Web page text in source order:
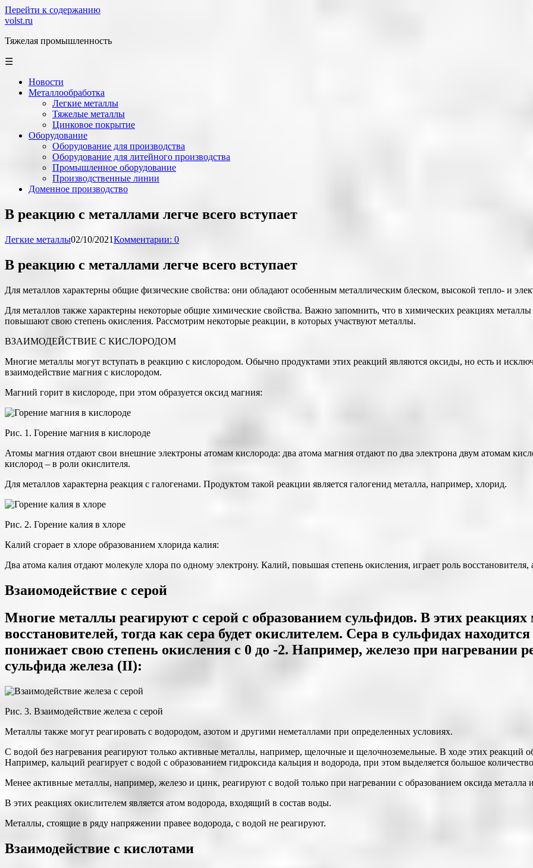
Перейти к содержанию
volst.ru
Тяжелая промышленность
☰
Новости
Металлообработка
Легкие металлы
Тяжелые металлы
Цинковое покрытие
Оборудование
Оборудование для производства
Оборудование для литейного производства
Промышленное оборудование
Производственные линии
Доменное производство
В реакцию с металлами легче всего вступает
Легкие металлы02/10/2021Комментарии: 0
В реакцию с металлами легче всего вступает
Для металлов характерны общие физические свойства: они обладают особенным металлическим блеском, высокой тепло- и
Для металлов также характерны некоторые общие химические свойства. Важно запомнить, что в химических реакциях
повышают свою степень окисления. Рассмотрим некоторые реакции, в которых участвуют металлы.
ВЗАИМОДЕЙСТВИЕ С КИСЛОРОДОМ
Многие металлы могут вступать в реакцию с кислородом. Обычно продуктами этих реакций являются оксиды, но есть и
взаимодействие магния с кислородом.
Магний горит в кислороде, при этом образуется оксид магния:
Рис. 1. Горение магния в кислороде
Атомы магния отдают свои внешние электроны атомам кислорода: два атома магния отдают по два электрона двум атомам
кислород – в роли окислителя.
Для металлов характерна реакция с галогенами. Продуктом такой реакции является галогенид металла, например, хлорид.
Рис. 2. Горение калия в хлоре
Калий сгорает в хлоре образованием хлорида калия:
Два атома калия отдают молекуле хлора по одному электрону. Калий, повышая степень окисления, играет роль
Взаиомодействие с серой
Многие металлы реагируют с серой с образованием сульфидов. В этих
восстановителей, тогда как сера будет окислителем. Сера в сульфидах
понижает свою степень окисления с 0 до -2. Например, железо при нагревании
сульфида железа (II):
Рис. 3. Взаимодействие железа с серой
Металлы также могут реагировать с водородом, азотом и другими неметаллами при определенных условиях.
С водой без нагревания реагируют только активные металлы, например, щелочные и щелочноземельные. В ходе этих реакций
Например, кальций реагирует с водой с образованием гидроксида кальция и водорода, при этом выделяется большое
Менее активные металлы, например, железо и цинк, реагируют с водой только при нагревании с образованием оксида металла
В этих реакциях окислителем является атом водорода, входящий в состав воды.
Металлы, стоящие в ряду напряжении правее водорода, с водой не реагируют.
Взаимодействие с кислотами